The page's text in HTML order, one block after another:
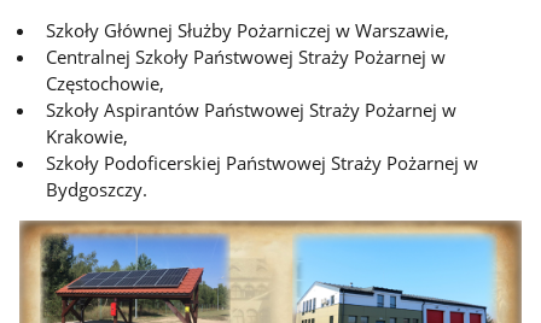
Szkoły Głównej Służby Pożarniczej w Warszawie,
Centralnej Szkoły Państwowej Straży Pożarnej w
Częstochowie,
Szkoły Aspirantów Państwowej Straży Pożarnej w
Krakowie,
Szkoły Podoficerskiej Państwowej Straży Pożarnej w
Bydgoszczy.